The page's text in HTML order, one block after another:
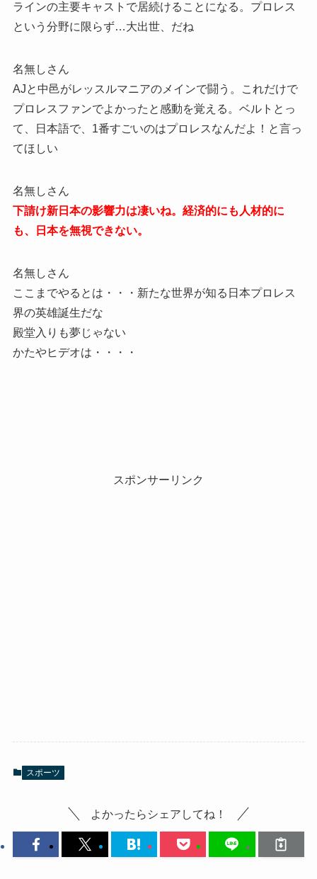
ラインの主要キャストで居続けることになる。プロレス
という分野に限らず…大出世、だね
名無しさん
AJと中邑がレッスルマニアのメインで闘う。これだけで
プロレスファンでよかったと感動を覚える。ベルトとっ
て、日本語で、1番すごいのはプロレスなんだよ！と言っ
てほしい
名無しさん
下請け新日本の影響力は凄いね。経済的にも人材的に
も、日本を無視できない。
名無しさん
ここまでやるとは・・・新たな世界が知る日本プロレス
界の英雄誕生だな
殿堂入りも夢じゃない
かたやヒデオは・・・・
スポンサーリンク
スポーツ
よかったらシェアしてね！